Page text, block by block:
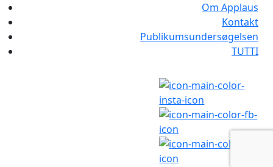
Om Applaus
Kontakt
Publikumsundersøgelsen
TUTTI